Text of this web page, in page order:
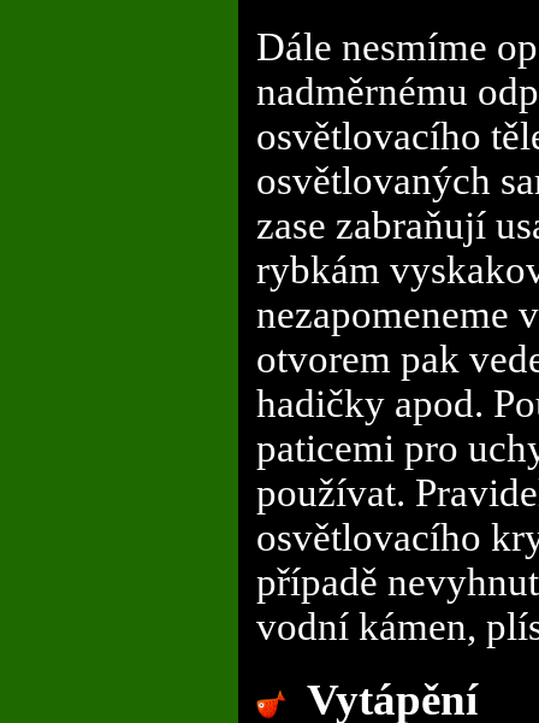
Dále nesmíme
nadměrnému
osvětlovacího
osvětlovaných
zase zabraňují
rybkám
nezapomeneme
otvorem pak
hadičky apod.
paticemi pro
používat.
osvětlovacího
případě
vodní kámen,
Vytápění